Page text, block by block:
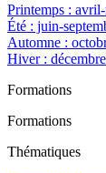
Printemps :
Été : juin-
Automne :
Hiver :
Formations
Formations
Thématiques